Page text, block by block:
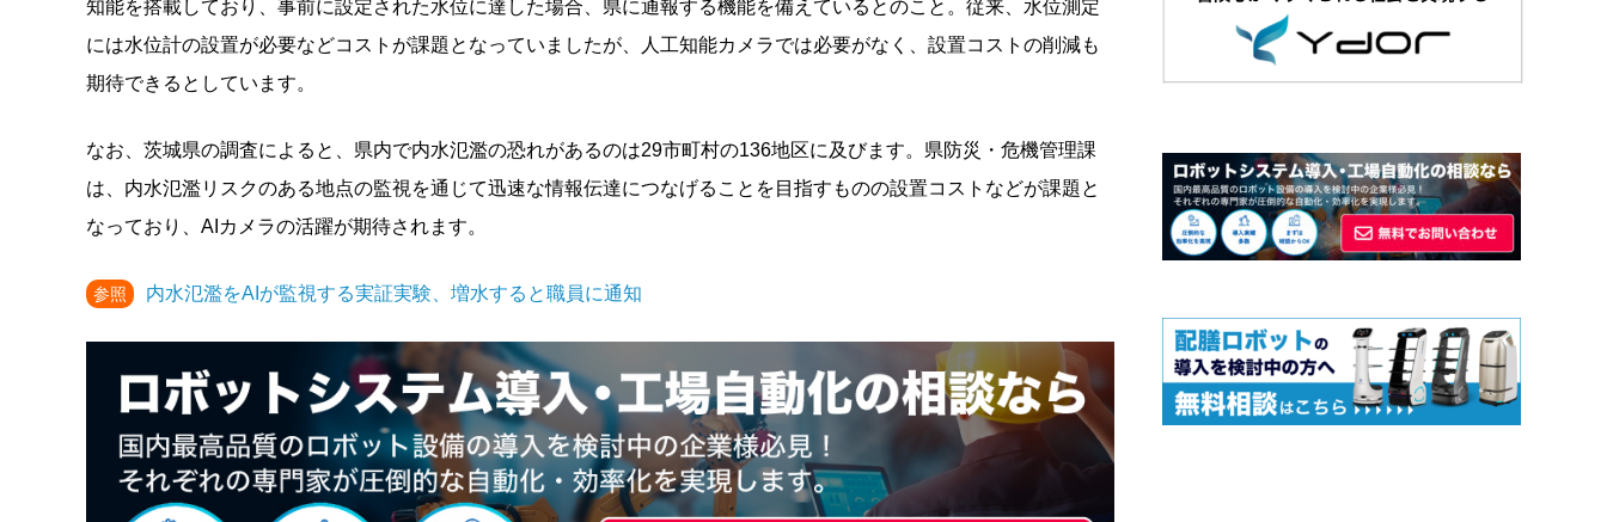
知能を搭載しており、事前に設定された水位に達した場合、県に通報する機能を備えているとのこと。従来、水位測定
には水位計の設置が必要などコストが課題となっていましたが、人工知能カメラでは必要がなく、設置コストの削減も
期待できるとしています。
なお、茨城県の調査によると、県内で内水氾濫の恐れがあるのは29市町村の136地区に及びます。県防災・危機管理課
は、内水氾濫リスクのある地点の監視を通じて迅速な情報伝達につなげることを目指すものの設置コストなどが課題と
なっており、AIカメラの活躍が期待されます。
参照 内水氾濫をAIが監視する実証実験、増水すると職員に通知